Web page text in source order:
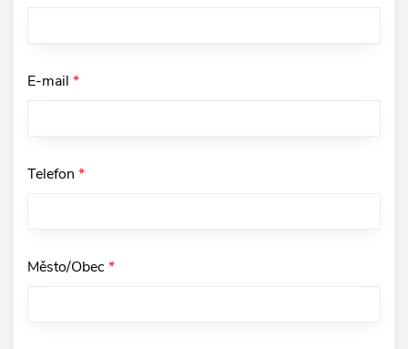
E-mail *
Telefon *
Město/Obec*